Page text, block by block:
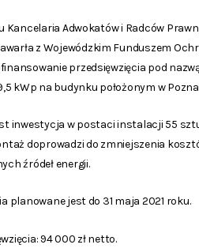
Kancelaria Adwokatów i Radców
z Wojewódzkim Funduszem
przedsięwzięcia pod
kWp na budynku położonym w
inwestycja w postaci instalacji 55
doprowadzi do zmniejszenia
źródeł energii.
planowane jest do 31 maja 2021 roku.
94 000 zł netto.